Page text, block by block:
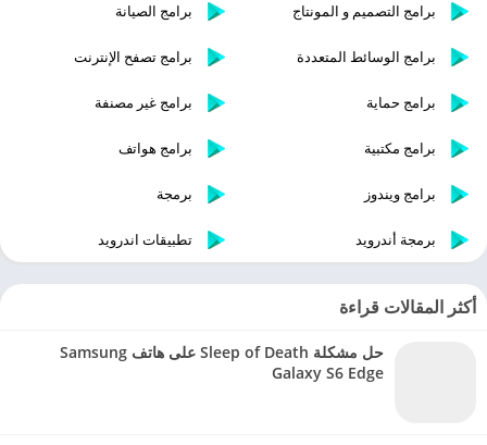
برامج التصميم و المونتاج برامج الصيانة
برامج الوسائط المتعددة برامج تصفح الإنترنت
برامج حماية برامج غير مصنفة
برامج مكتبية برامج هواتف
برامج ويندوز برمجة
برمجة أندرويد تطبيقات اندرويد
أكثر المقالات قراءة
حل مشكلة Sleep of Death على هاتف Samsung
Galaxy S6 Edge